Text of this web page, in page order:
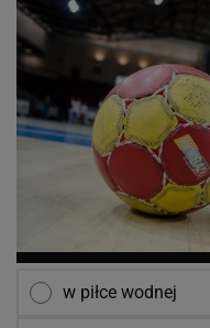
w piłce wodnej